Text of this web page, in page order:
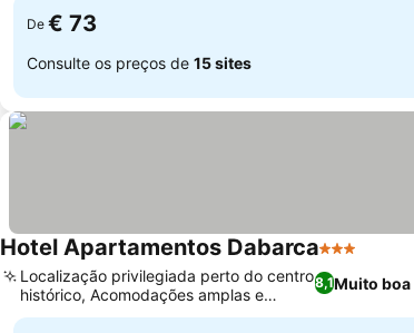
De € 73
Consulte os preços de 15 sites
Hotel Apartamentos Dabarca3 Estrelas
8,1Muito boa
Localização privilegiada perto do centro
histórico, Acomodações amplas e
iluminadas